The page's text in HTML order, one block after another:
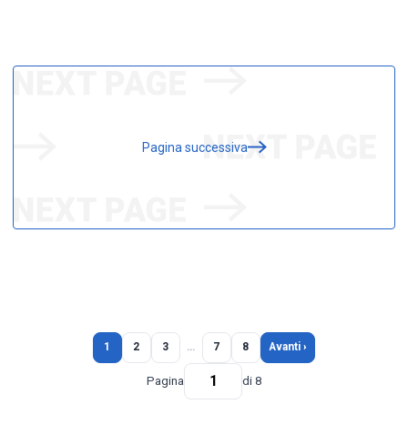
Pagina successiva
1 2 3 … 7 8 Avanti ›
Pagina di 8